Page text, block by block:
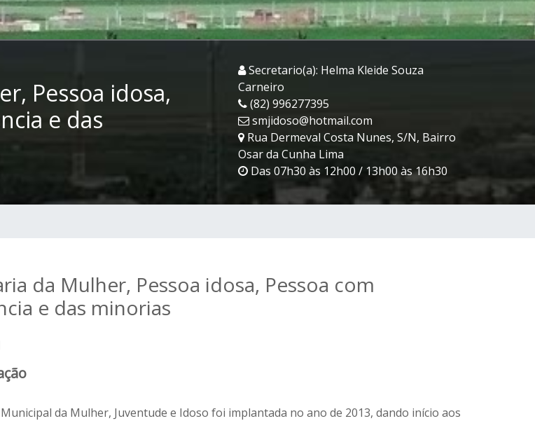
Pessoa idosa,
e das
Secretario(a): Helma Kleide Souza
Carneiro
(82) 996277395
smjidoso@hotmail.com
Rua Dermeval Costa Nunes, S/N, Bairro
Osar da Cunha Lima
Das 07h30 às 12h00 / 13h00 às 16h30
da Mulher, Pessoa idosa, Pessoa com
e das minorias
da Mulher, Juventude e Idoso foi implantada no ano de 2013, dando início aos